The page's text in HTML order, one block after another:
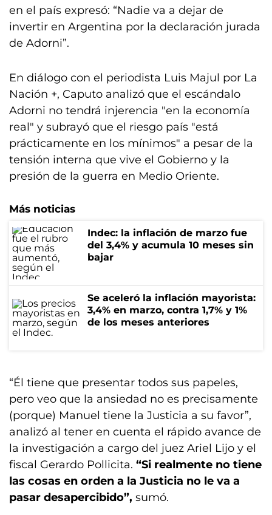
en el país expresó: “Nadie va a dejar de
invertir en Argentina por la declaración jurada
de Adorni”.
En diálogo con el periodista Luis Majul por La
Nación +, Caputo analizó que el escándalo
Adorni no tendrá injerencia "en la economía
real" y subrayó que el riesgo país "está
prácticamente en los mínimos" a pesar de la
tensión interna que vive el Gobierno y la
presión de la guerra en Medio Oriente.
Más noticias
Indec: la inflación de marzo fue
del 3,4% y acumula 10 meses sin
bajar
Se aceleró la inflación mayorista:
3,4% en marzo, contra 1,7% y 1%
de los meses anteriores
“Él tiene que presentar todos sus papeles,
pero veo que la ansiedad no es precisamente
(porque) Manuel tiene la Justicia a su favor”,
analizó al tener en cuenta el rápido avance de
la investigación a cargo del juez Ariel Lijo y el
fiscal Gerardo Pollicita. “Si realmente no tiene
las cosas en orden a la Justicia no le va a
pasar desapercibido”, sumó.